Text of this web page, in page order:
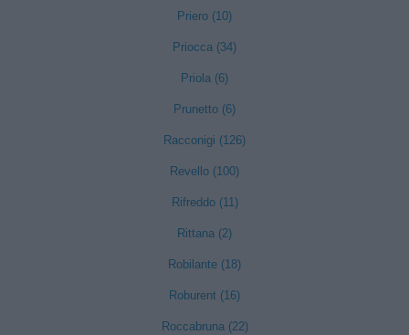
Priero (10)
Priocca (34)
Priola (6)
Prunetto (6)
Racconigi (126)
Revello (100)
Rifreddo (11)
Rittana (2)
Robilante (18)
Roburent (16)
Roccabruna (22)